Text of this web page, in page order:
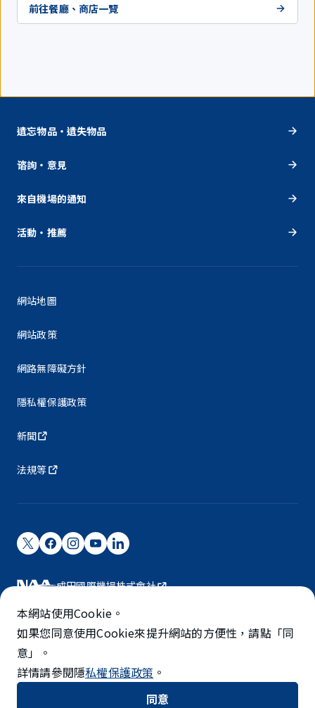
前往餐廳、商店一覽
遺忘物品・遺失物品
谘詢・意見
來自機場的通知
活動・推薦
網站地圖
網站政策
網路無障礙方針
隱私權保護政策
新聞
法規等
成田國際機場株式會社
成田國際機場由NAA營運。
©NARITA INTERNATIONAL AIRPORT CORPORATION
5-STAR AIRPORT
本網站使用Cookie。
如果您同意使用Cookie來提升網站的方便性，請點「同
意」。
詳情請參閱隱私權保護政策 。
同意